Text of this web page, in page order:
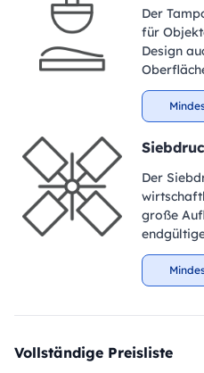
Der
für
Design
Der
große
Vollständige Preisliste